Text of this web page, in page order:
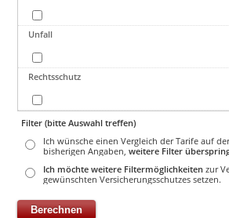
Unfall
Rechtsschutz
Filter (bitte Auswahl treffen)
Ich wünsche einen Vergleich der Tarife auf
bisherigen Angaben, weitere Filter
Ich möchte weitere Filtermöglichkeiten zur
gewünschten Versicherungsschutzes setzen.